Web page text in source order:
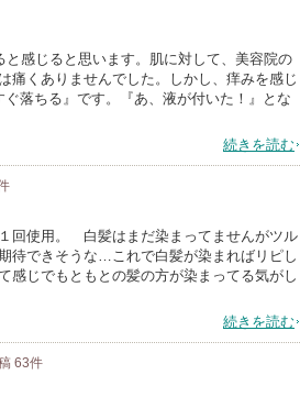
感じると思います。肌に対して、美容院の
痛くありませんでした。しかし、痒みを感じ
落ちる』です。『あ、液が付いた！』とな
続きを読む
回使用。 白髪はまだ染まってませんがツル
待できそうな…これで白髪が染まればリピし
感じでもともとの髪の方が染まってる気がし
続きを読む
63件